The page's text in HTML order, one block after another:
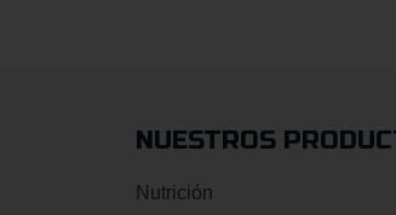
NUESTROS
Nutrición